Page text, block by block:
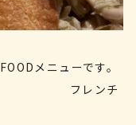
メニューです。
円 フレンチ